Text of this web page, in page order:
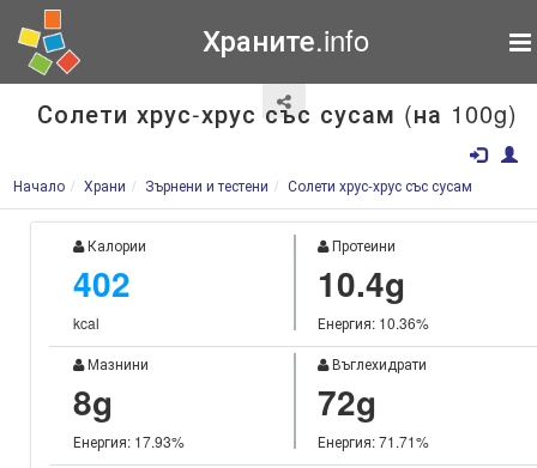
Храните.info
Солети хрус-хрус със сусам (на 100g)
Начало Храни Зърнени и тестени Солети хрус-хрус със сусам
Калории
402
kcal
Протеини
10.4g
Енергия: 10.36%
Мазнини
8g
Енергия: 17.93%
Въглехидрати
72g
Енергия: 71.71%